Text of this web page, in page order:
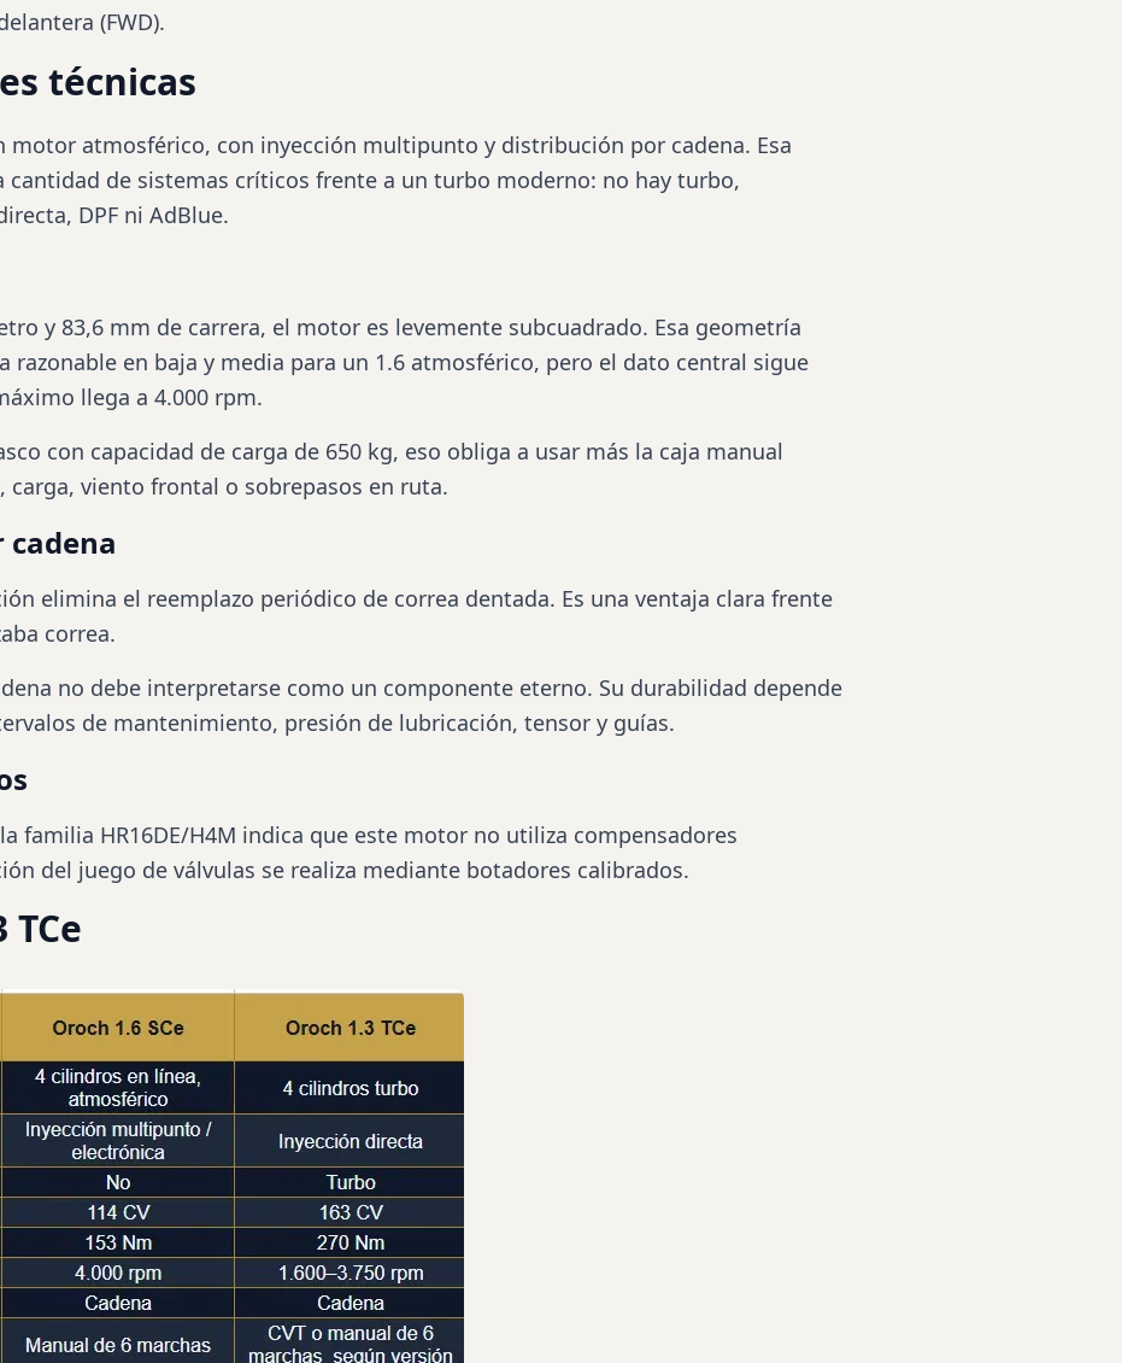
(FWD).
técnicas
motor atmosférico, con inyección multipunto y distribución por cadena. Esa
cantidad de sistemas críticos frente a un turbo moderno: no hay turbo,
DPF ni AdBlue.
y 83,6 mm de carrera, el motor es levemente subcuadrado. Esa geometría
razonable en baja y media para un 1.6 atmosférico, pero el dato central sigue
llega a 4.000 rpm.
con capacidad de carga de 650 kg, eso obliga a usar más la caja manual
carga, viento frontal o sobrepasos en ruta.
elimina el reemplazo periódico de correa dentada. Es una ventaja clara frente
correa.
no debe interpretarse como un componente eterno. Su durabilidad depende
de mantenimiento, presión de lubricación, tensor y guías.
familia HR16DE/H4M indica que este motor no utiliza compensadores
del juego de válvulas se realiza mediante botadores calibrados.
TCe